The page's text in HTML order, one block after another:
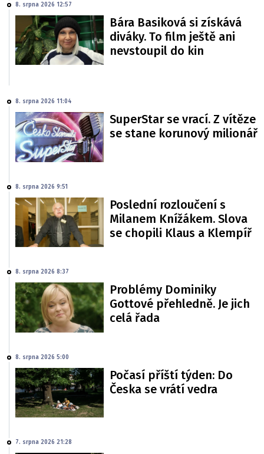
8. srpna 2026 12:57
Bára Basiková si získává
diváky. To film ještě ani
nevstoupil do kin
8. srpna 2026 11:04
SuperStar se vrací. Z vítěze
se stane korunový milionář
8. srpna 2026 9:51
Poslední rozloučení s
Milanem Knížákem. Slova
se chopili Klaus a Klempíř
8. srpna 2026 8:37
Problémy Dominiky
Gottové přehledně. Je jich
celá řada
8. srpna 2026 5:00
Počasí příští týden: Do
Česka se vrátí vedra
7. srpna 2026 21:28